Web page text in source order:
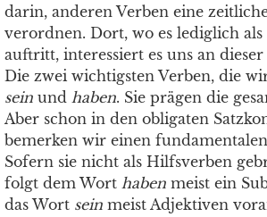
darin, anderen Verben eine
verordnen. Dort, wo es lediglich
auftritt, interessiert es uns an
Die zwei wichtigsten Verben, die
sein und haben. Sie prägen die
Aber schon in den obligaten
bemerken wir einen
Sofern sie nicht als Hilfsverben
folgt dem Wort haben meist ein
das Wort sein meist Adjektiven